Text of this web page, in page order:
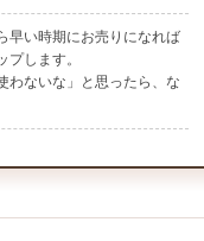
早い時期にお売りになれば
します。
わないな」と思ったら、な